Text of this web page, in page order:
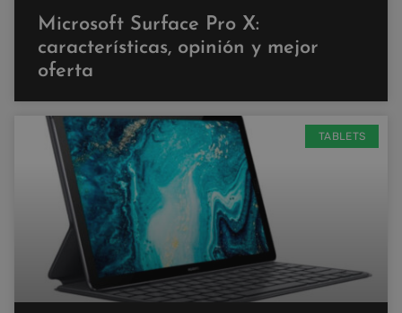
Microsoft Surface Pro X:
características, opinión y mejor
oferta
TABLETS